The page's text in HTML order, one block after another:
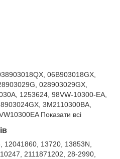
06B903018GX,
028903029GX,
1253624, 98VW-10300-EA,
3M2110300BA,
Показати всі
12041860, 13720, 13853N,
2111871202, 28-2990,